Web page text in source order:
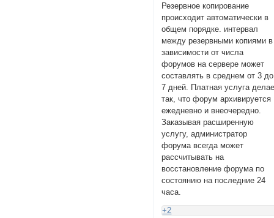
Резервное копирование
происходит автоматически в
общем порядке. интервал
между резервными копиями в
зависимости от числа
форумов на сервере может
составлять в среднем от 3 до
7 дней. Платная услуга
так, что форум архивируется
ежедневно и внеочередно.
Заказывая расширенную
услугу, администратор
форума всегда может
рассчитывать на
восстановление форума по
состоянию на последние 24
часа.
+2